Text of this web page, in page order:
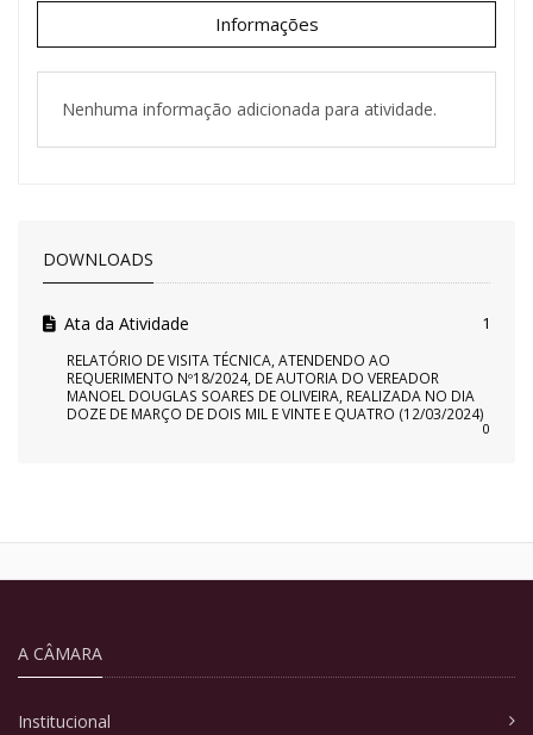
Informações
Nenhuma informação adicionada para atividade.
DOWNLOADS
Ata da Atividade 1
RELATÓRIO DE VISITA TÉCNICA, ATENDENDO AO
REQUERIMENTO Nº18/2024, DE AUTORIA DO VEREADOR
MANOEL DOUGLAS SOARES DE OLIVEIRA, REALIZADA NO DIA
DOZE DE MARÇO DE DOIS MIL E VINTE E QUATRO (12/03/2024)
0
A CÂMARA
Institucional